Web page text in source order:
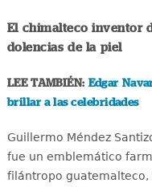
El chimalteco inventor
dolencias de la piel
LEE TAMBIÉN: Edgar
brillar a las celebridades
Guillermo Méndez
fue un emblemático
filántropo